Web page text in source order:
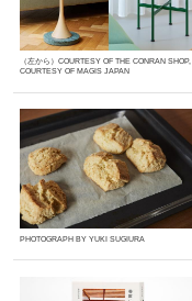
（左から）COURTESY OF THE CONRAN SHOP,
COURTESY OF MAGIS JAPAN
PHOTOGRAPH BY YUKI SUGIURA